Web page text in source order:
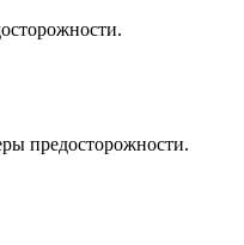
предосторожности.